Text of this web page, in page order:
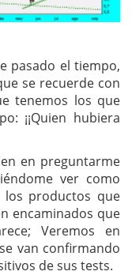
pasado el tiempo,
se recuerde con
tenemos los que
¡¡Quien hubiera
en preguntarme
ver como
productos que
encaminados que
Veremos en
van confirmando
de sus tests.